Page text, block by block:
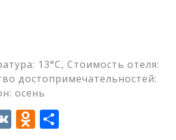
13°C, Стоимость отеля:
достопримечательностей:
осень
VKOdnoklassniki